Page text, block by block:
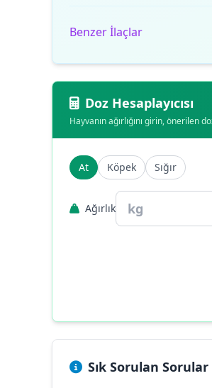
Benzer İlaçlar
Doz Hesaplayıcısı
Hayvanın ağırlığını girin, önerilen
At Köpek Sığır
Ağırlık
Sık Sorulan Sorular